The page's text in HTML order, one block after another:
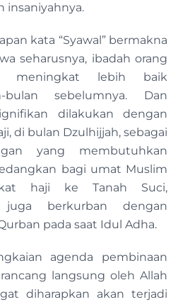
insaniyahnya.
kata “Syawal” bermakna
seharusnya, ibadah orang
meningkat lebih baik
bulan sebelumnya. Dan
dilakukan dengan
di bulan Dzulhijjah, sebagai
yang membutuhkan
bagi umat Muslim
haji ke Tanah Suci,
berkurban dengan
pada saat Idul Adha.
agenda pembinaan
langsung oleh Allah
diharapkan akan terjadi